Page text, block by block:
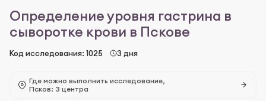
Определение уровня гастрина в
сыворотке крови в Пскове
Код исследования: 1025 3 дня
Где можно выполнить исследование,
Псков: 3 центра